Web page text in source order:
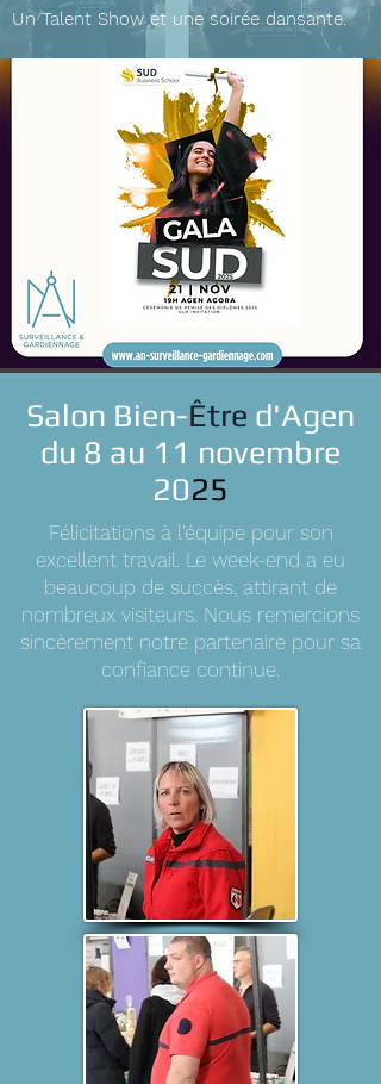
Un Talent Show et une soirée dansante.
Salon Bien-Être d'Agen
du 8 au 11 novembre
2025
Félicitations à l'équipe pour son
excellent travail. Le week-end a eu
beaucoup de succès, attirant de
nombreux visiteurs. Nous remercions
sincèrement notre partenaire pour sa
confiance continue.